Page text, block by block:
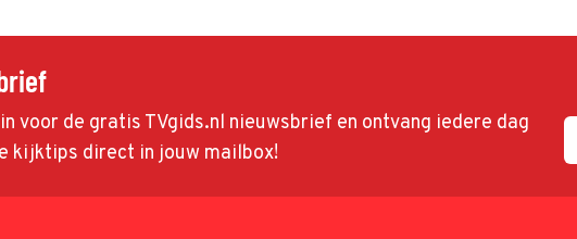
voor de gratis TVgids.nl nieuwsbrief en ontvang iedere dag
kijktips direct in jouw mailbox!